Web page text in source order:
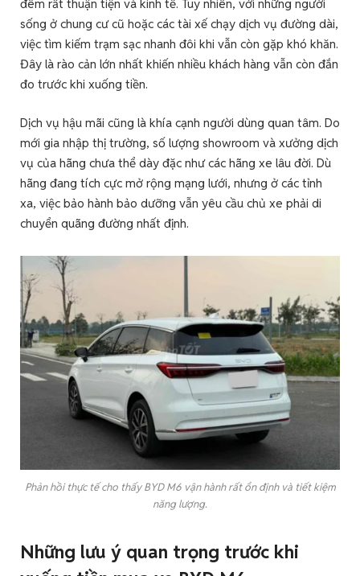
đêm rất thuận tiện và kinh tế. Tuy nhiên, với những người
sống ở chung cư cũ hoặc các tài xế chạy dịch vụ đường dài,
việc tìm kiếm trạm sạc nhanh đôi khi vẫn còn gặp khó khăn.
Đây là rào cản lớn nhất khiến nhiều khách hàng vẫn còn đắn
đo trước khi xuống tiền.
Dịch vụ hậu mãi cũng là khía cạnh người dùng quan tâm. Do
mới gia nhập thị trường, số lượng showroom và xưởng dịch
vụ của hãng chưa thể dày đặc như các hãng xe lâu đời. Dù
hãng đang tích cực mở rộng mạng lưới, nhưng ở các tỉnh
xa, việc bảo hành bảo dưỡng vẫn yêu cầu chủ xe phải di
chuyển quãng đường nhất định.
Phản hồi thực tế cho thấy BYD M6 vận hành rất ổn định và tiết kiệm
năng lượng.
Những lưu ý quan trọng trước khi